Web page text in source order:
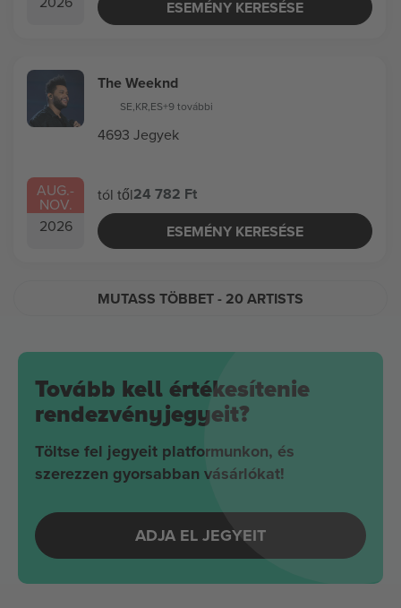
ESEMÉNY KERESÉSE
AUG.-
NOV.
2026
The Weeknd
SE,KR,ES+9 további
4693 Jegyek
tól től24 782 Ft
ESEMÉNY KERESÉSE
MUTASS TÖBBET- 20 ARTISTS
Tovább kell értékesítenie
rendezvényjegyeit?
Töltse fel jegyeit platformunkon, és
szerezzen gyorsabban vásárlókat!
ADJA EL JEGYEIT